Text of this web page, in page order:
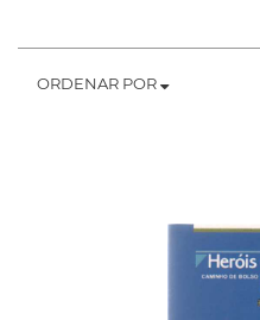
ORDENAR POR